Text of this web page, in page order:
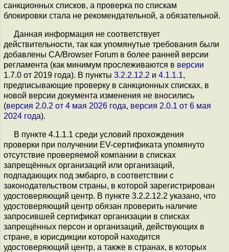
санкционных списков, а проверка по спискам
блокировки стала не рекомендательной, а обязательной.
Данная информация не соответствует
действительности, так как упомянутые требования были
добавлены CA/Browser Forum в более ранней версии
регламента (как минимум прослеживаются в версии
1.7.0 от 2019 года). В пункты 3.2.2.12.2 и 4.1.1.1,
предписывающие проверку в санкционных списках, в
новой версии документа изменения не вносились
(версия 2.0.2 от 4 мая 2026 года, версия 2.0.1 от 6 мая
2024 года).
В пункте 4.1.1.1 среди условий прохождения
проверки при получении EV-сертификата упомянуто
отсутствие проверяемой компании в списках
запрещённых организаций или организаций,
подпадающих под эмбарго, в соответствии с
законодательством страны, в которой зарегистрирован
удостоверяющий центр. В пункте 3.2.2.12.2 указано, что
удостоверяющий центр обязан проверить наличие
запросившей сертификат организации в списках
запрещённых персон и организаций, действующих в
стране, в юрисдикции которой находится
удостоверяющий центр, а также в странах, в которых